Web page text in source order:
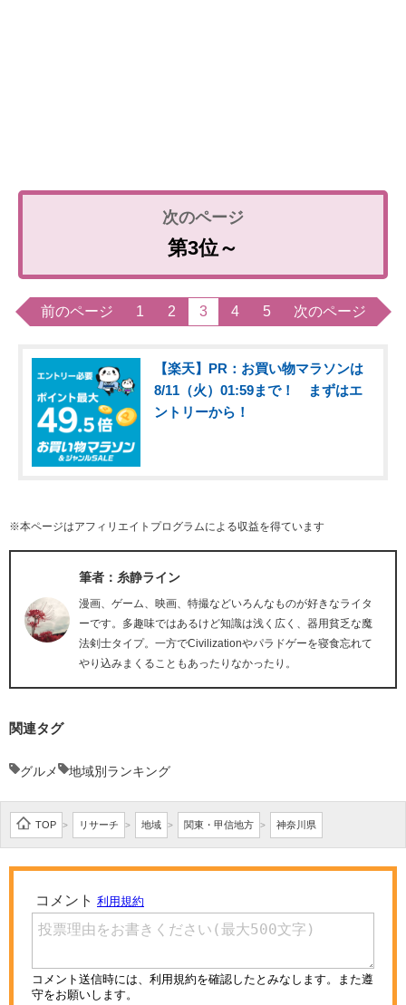
第3位～
前のページ 1 2 3 4 5 次のページ
【楽天】PR：お買い物マラソンは
8/11（火）01:59まで！ まずはエ
ントリーから！
※本ページはアフィリエイトプログラムによる収益を得ています
筆者：糸静ライン
漫画、ゲーム、映画、特撮などいろんなものが好きなライタ
ーです。多趣味ではあるけど知識は浅く広く、器用貧乏な魔
法剣士タイプ。一方でCivilizationやパラドゲーを寝食忘れて
やり込みまくることもあったりなかったり。
関連タグ
グルメ 地域別ランキング
TOP > リサーチ > 地域 > 関東・甲信地方 > 神奈川県